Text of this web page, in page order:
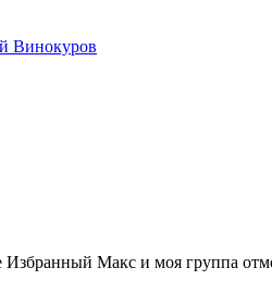
Винокуров
Избранный Макс и моя группа